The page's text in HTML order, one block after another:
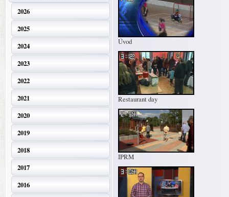
2026
2025
2024
2023
2022
2021
2020
2019
2018
2017
2016
Úvod
Restaurant day
IPRM